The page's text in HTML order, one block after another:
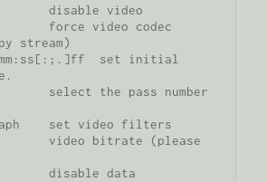
disable video
force video codec
stream)
set initial
select the pass number
set video filters
video bitrate (please
disable data